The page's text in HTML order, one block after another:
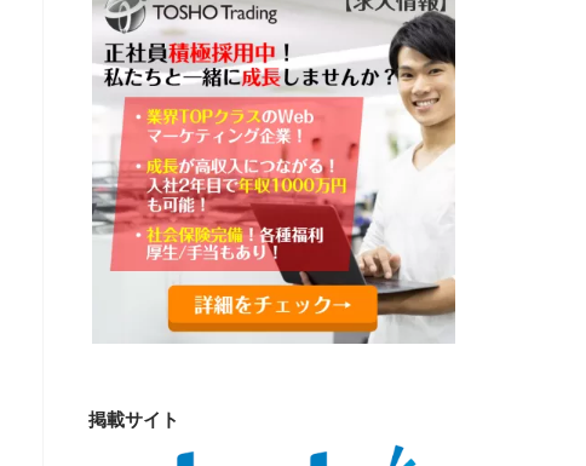
掲載サイト